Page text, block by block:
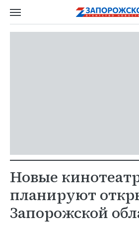
Новые
планируют
Запорожской